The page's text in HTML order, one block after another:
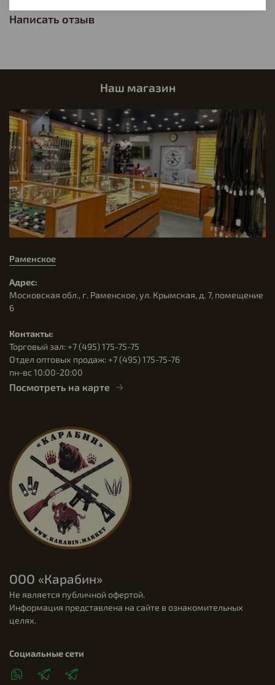
Написать отзыв
Наш магазин
Раменское
Адрес:
Московская обл., г. Раменское, ул. Крымская, д. 7, помещение
6
Контакты:
Торговый зал: +7 (495) 175-75-75
Отдел оптовых продаж: +7 (495) 175-75-76
пн-вс 10:00-20:00
Посмотреть на карте
ООО «Карабин»
Не является публичной офертой.
Информация представлена на сайте в ознакомительных
целях.
Социальные сети